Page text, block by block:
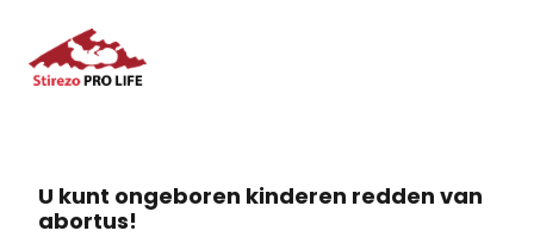
U kunt ongeboren kinderen redden van
abortus!